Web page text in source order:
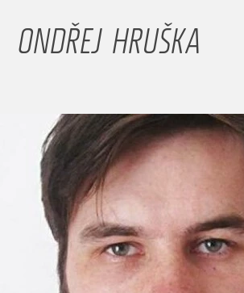
ONDŘEJ HRUŠKA